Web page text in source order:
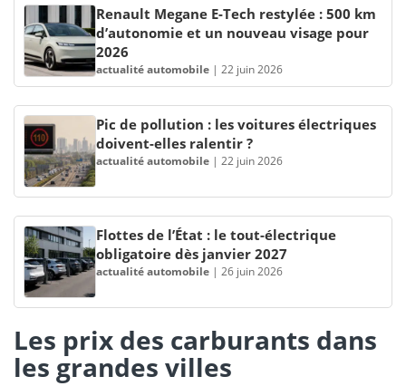
Renault Megane E-Tech restylée : 500 km
d’autonomie et un nouveau visage pour
2026
actualité automobile | 22 juin 2026
Pic de pollution : les voitures électriques
doivent-elles ralentir ?
actualité automobile | 22 juin 2026
Flottes de l’État : le tout-électrique
obligatoire dès janvier 2027
actualité automobile | 26 juin 2026
Les prix des carburants dans
les grandes villes